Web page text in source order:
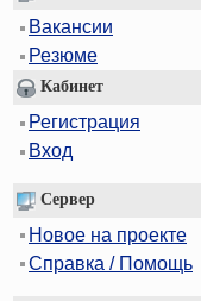
Вакансии
Резюме
Кабинет
Регистрация
Вход
Сервер
Новое на проекте
Справка / Помощь